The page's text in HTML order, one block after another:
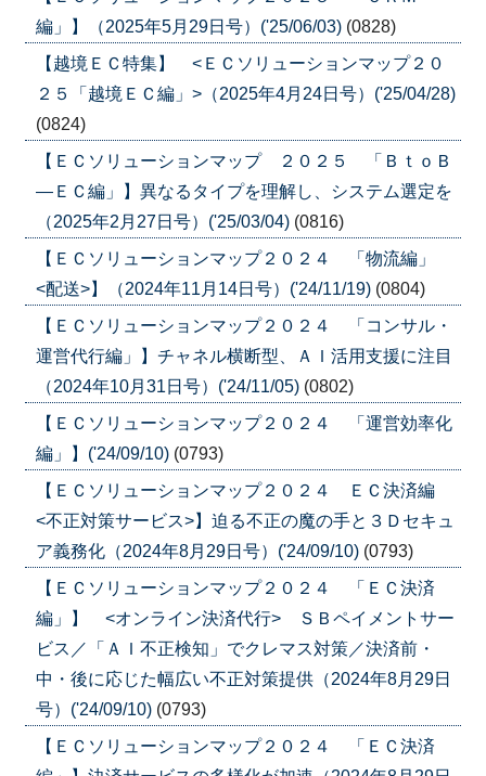
編」】（2025年5月29日号）('25/06/03) (0828)
【越境ＥＣ特集】 <ＥＣソリューションマップ２０
２５「越境ＥＣ編」>（2025年4月24日号）('25/04/28)
(0824)
【ＥＣソリューションマップ ２０２５ 「ＢｔｏＢ
―ＥＣ編」】異なるタイプを理解し、システム選定を
（2025年2月27日号）('25/03/04) (0816)
【ＥＣソリューションマップ２０２４ 「物流編」
<配送>】（2024年11月14日号）('24/11/19) (0804)
【ＥＣソリューションマップ２０２４ 「コンサル・
運営代行編」】チャネル横断型、ＡＩ活用支援に注目
（2024年10月31日号）('24/11/05) (0802)
【ＥＣソリューションマップ２０２４ 「運営効率化
編」】('24/09/10) (0793)
【ＥＣソリューションマップ２０２４ ＥＣ決済編
<不正対策サービス>】迫る不正の魔の手と３Ｄセキュ
ア義務化（2024年8月29日号）('24/09/10) (0793)
【ＥＣソリューションマップ２０２４ 「ＥＣ決済
編」】 <オンライン決済代行> ＳＢペイメントサー
ビス／「ＡＩ不正検知」でクレマス対策／決済前・
中・後に応じた幅広い不正対策提供（2024年8月29日
号）('24/09/10) (0793)
【ＥＣソリューションマップ２０２４ 「ＥＣ決済